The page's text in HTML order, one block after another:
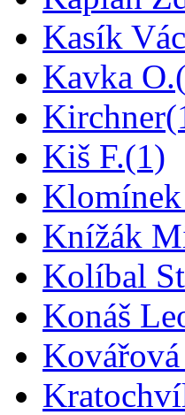
Kasík
Kavka O.
Kirchner
Kiš F.(1)
Knížák
Kolíbal
Konáš